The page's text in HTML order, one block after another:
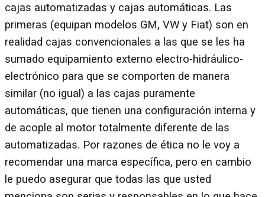
cajas automatizadas y cajas automáticas. Las
primeras (equipan modelos GM, VW y Fiat) son en
realidad cajas convencionales a las que se les ha
sumado equipamiento externo electro-hidráulico-
electrónico para que se comporten de manera
similar (no igual) a las cajas puramente
automáticas, que tienen una configuración interna y
de acople al motor totalmente diferente de las
automatizadas. Por razones de ética no le voy a
recomendar una marca específica, pero en cambio
le puedo asegurar que todas las que usted